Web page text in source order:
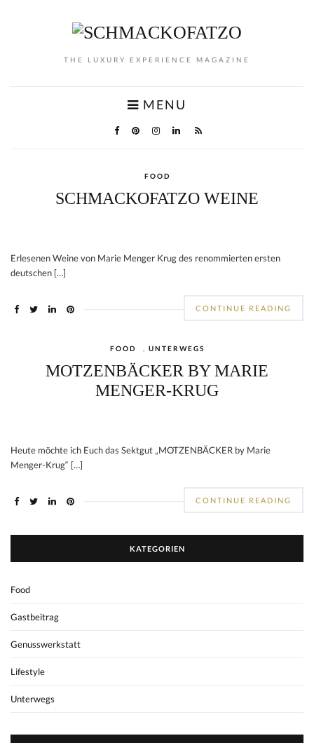
THE LUXURY EXPERIENCE MAGAZINE
MENU
FOOD
SCHMACKOFATZO WEINE
Erlesenen Weine von Marie Menger Krug des renommierten ersten
deutschen […]
CONTINUE READING
FOOD UNTERWEGS
MOTZENBÄCKER BY MARIE
MENGER-KRUG
Heute möchte ich Euch das Sektgut „MOTZENBÄCKER by Marie
Menger-Krug“ […]
CONTINUE READING
KATEGORIEN
Food
Gastbeitrag
Genusswerkstatt
Lifestyle
Unterwegs